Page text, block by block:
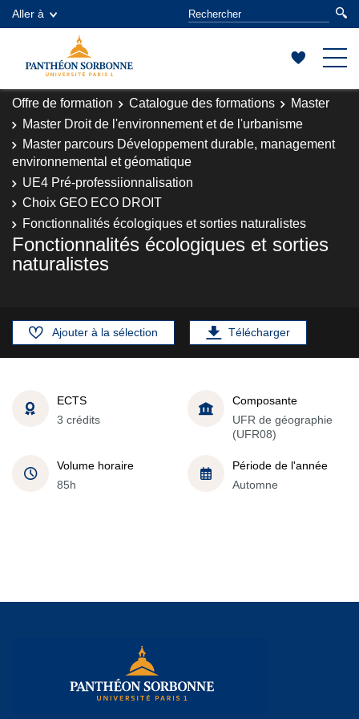
Aller à
Offre de formation Catalogue des formations
Master
Master Droit de l'environnement et de l'urbanisme
Master parcours Développement durable, management
environnemental et géomatique
UE4 Pré-professiionnalisation
Choix GEO ECO DROIT
Fonctionnalités écologiques et sorties naturalistes
Fonctionnalités écologiques et sorties
naturalistes
Ajouter à la sélection Télécharger
ECTS
3 crédits
Composante
UFR de géographie
(UFR08)
Volume horaire
85h
Période de l'année
Automne